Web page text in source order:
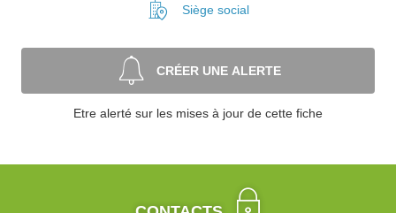
Siège social
CRÉER UNE ALERTE
Etre alerté sur les mises à jour de cette fiche